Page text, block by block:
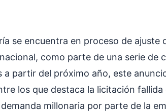
se encuentra en proceso de ajuste
como parte de una serie de
a partir del próximo año, este
los que destaca la licitación
millonaria por parte de la